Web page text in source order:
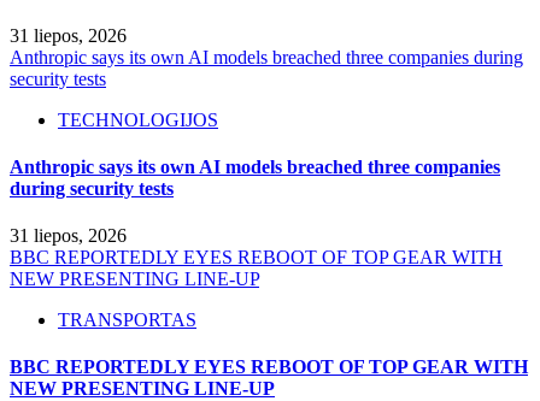
31 liepos, 2026
Anthropic says its own AI models breached three companies during
security tests
TECHNOLOGIJOS
Anthropic says its own AI models breached three companies
during security tests
31 liepos, 2026
BBC REPORTEDLY EYES REBOOT OF TOP GEAR WITH
NEW PRESENTING LINE-UP
TRANSPORTAS
BBC REPORTEDLY EYES REBOOT OF TOP GEAR WITH
NEW PRESENTING LINE-UP